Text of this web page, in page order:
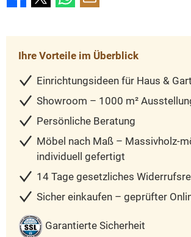
Ihre Vorteile im Überblick
Einrichtungsideen für Haus &
Showroom – 1000 m²
Persönliche Beratung
Möbel nach Maß – Massivholz-
individuell gefertigt
14 Tage gesetzliches
Sicher einkaufen – geprüfter
Garantierte Sicherheit